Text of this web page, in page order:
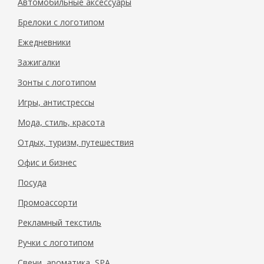
Брелоки с логотипом
Ежедневники
Зажигалки
Зонты с логотипом
Игры, антистрессы
Мода, стиль, красота
Отдых, туризм, путешествия
Офис и бизнес
Посуда
Промоассорти
Рекламный текстиль
Ручки с логотипом